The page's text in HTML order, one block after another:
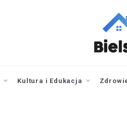
Kultura i Edukacja